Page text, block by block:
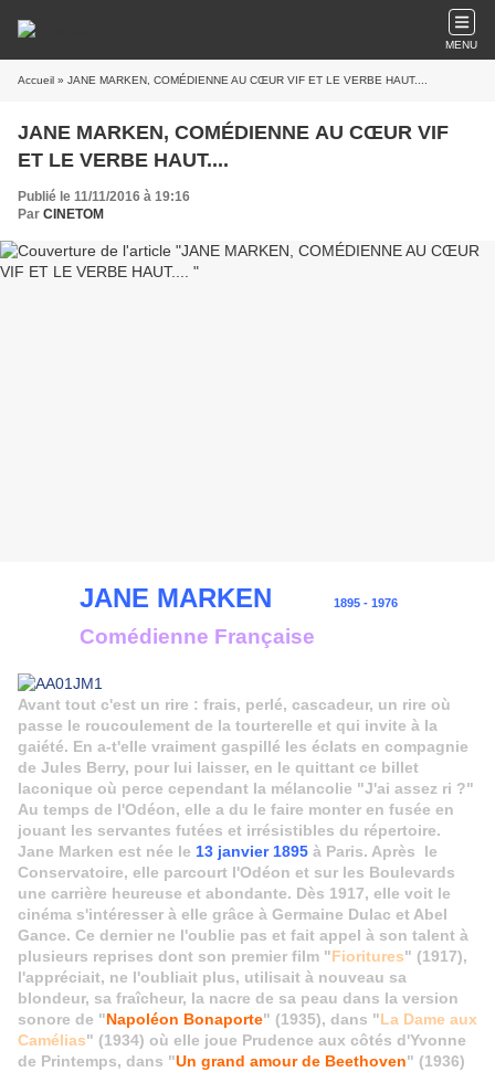
MENU
Accueil » JANE MARKEN, COMÉDIENNE AU CŒUR VIF ET LE VERBE HAUT....
JANE MARKEN, COMÉDIENNE AU CŒUR VIF
ET LE VERBE HAUT....
Publié le 11/11/2016 à 19:16
Par CINETOM
JANE MARKEN 1895 - 1976
Comédienne Française
Avant tout c'est un rire : frais, perlé, cascadeur, un rire où
passe le roucoulement de la tourterelle et qui invite à la
gaiété. En a-t'elle vraiment gaspillé les éclats en compagnie
de Jules Berry, pour lui laisser, en le quittant ce billet
laconique où perce cependant la mélancolie "J'ai assez ri ?"
Au temps de l'Odéon, elle a du le faire monter en fusée en
jouant les servantes futées et irrésistibles du répertoire.
Jane Marken est née le 13 janvier 1895 à Paris. Après le
Conservatoire, elle parcourt l'Odéon et sur les Boulevards
une carrière heureuse et abondante. Dès 1917, elle voit le
cinéma s'intéresser à elle grâce à Germaine Dulac et Abel
Gance. Ce dernier ne l'oublie pas et fait appel à son talent à
plusieurs reprises dont son premier film "Fioritures" (1917),
l'appréciait, ne l'oubliait plus, utilisait à nouveau sa
blondeur, sa fraîcheur, la nacre de sa peau dans la version
sonore de "Napoléon Bonaporte" (1935), dans "La Dame aux
Camélias" (1934) où elle joue Prudence aux côtés d'Yvonne
de Printemps, dans "Un grand amour de Beethoven" (1936)